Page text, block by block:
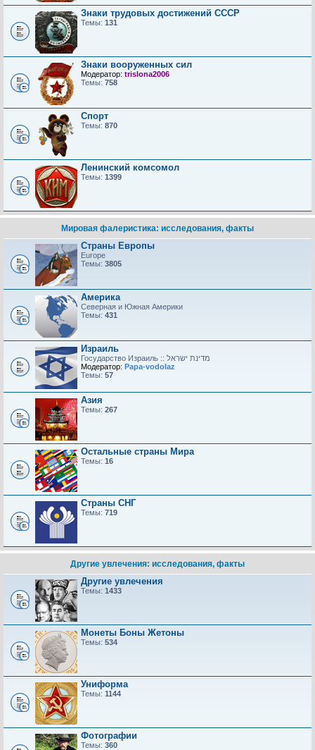
Знаки трудовых достижений CCCP
Темы: 131
Знаки вооруженных сил
Модератор: trislona2006
Темы: 758
Спорт
Темы: 870
Ленинский комсомол
Темы: 1399
Мировая фалеристика: исследования, факты
Страны Европы
Europe
Темы: 3805
Америка
Северная и Южная Америки
Темы: 431
Израиль
Модератор: Papa-vodolaz
Темы: 57
Азия
Темы: 267
Остальные страны Мира
Темы: 16
Страны СНГ
Темы: 719
Другие увлечения: исследования, факты
Другие увлечения
Темы: 1433
Монеты Боны Жетоны
Темы: 534
Униформа
Темы: 1144
Фотографии
Темы: 360